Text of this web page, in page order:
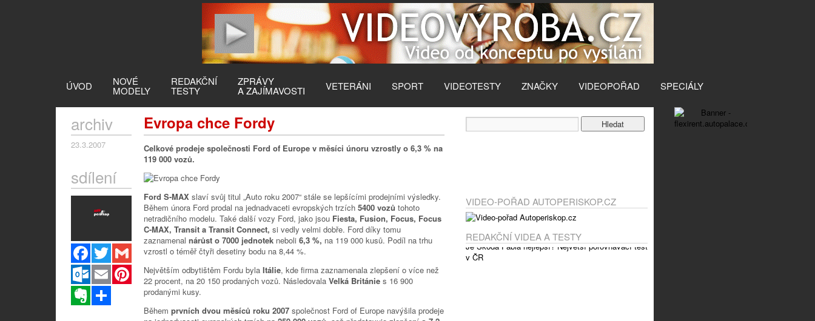
ÚVOD NOVÉ
MODELY
REDAKČNÍ
TESTY
ZPRÁVY
A ZAJÍMAVOSTI VETERÁNI SPORT VIDEOTESTY ZNAČKY VIDEOPOŘAD SPECIÁLY
Evropa chce Fordy
archiv
23.3.2007
sdílení
Facebook
Twitter
Gmail
Outlook.com
Email
Pinterest
Evernote
Celkové prodeje společnosti Ford of Europe v měsíci únoru vzrostly o 6,3 % na
119 000 vozů.
Ford S-MAX slaví svůj titul „Auto roku 2007“ stále se lepšícími prodejními výsledky.
Během února Ford prodal na jednadvaceti evropských trzích 5400 vozů tohoto
netradičního modelu. Také další vozy Ford, jako jsou Fiesta, Fusion, Focus, Focus
C-MAX, Transit a Transit Connect, si vedly velmi dobře. Ford díky tomu
zaznamenal nárůst o 7000 jednotek neboli 6,3 %, na 119 000 kusů. Podíl na trhu
vzrostl o téměř čtyři desetiny bodu na 8,44 %.
Největším odbytištěm Fordu byla Itálie, kde firma zaznamenala zlepšení o více než
22 procent, na 20 150 prodaných vozů. Následovala Velká Británie s 16 900
prodanými kusy.
Během prvních dvou měsíců roku 2007 společnost Ford of Europe navýšila prodeje
VIDEO-POŘAD AUTOPERISKOP.CZ
REDAKČNÍ VIDEA A TESTY